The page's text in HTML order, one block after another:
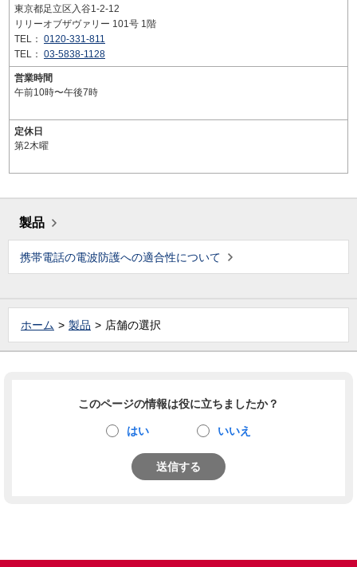
東京都足立区入谷1-2-12
リリーオブザヴァリー 101号 1階
TEL： 0120-331-811
TEL： 03-5838-1128
営業時間
午前10時〜午後7時
定休日
第2木曜
製品
携帯電話の電波防護への適合性について
ホーム 製品 店舗の選択
このページの情報は役に立ちましたか？
はい いいえ
送信する